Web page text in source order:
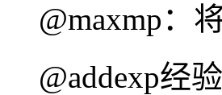
@maxmp：
@addexp经